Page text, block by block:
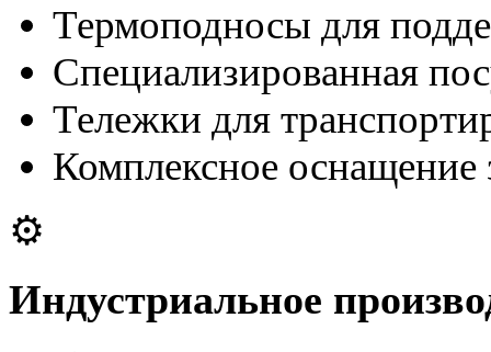
Термоподносы для
Специализированная
Тележки для
Комплексное оснащение
⚙
Индустриальное